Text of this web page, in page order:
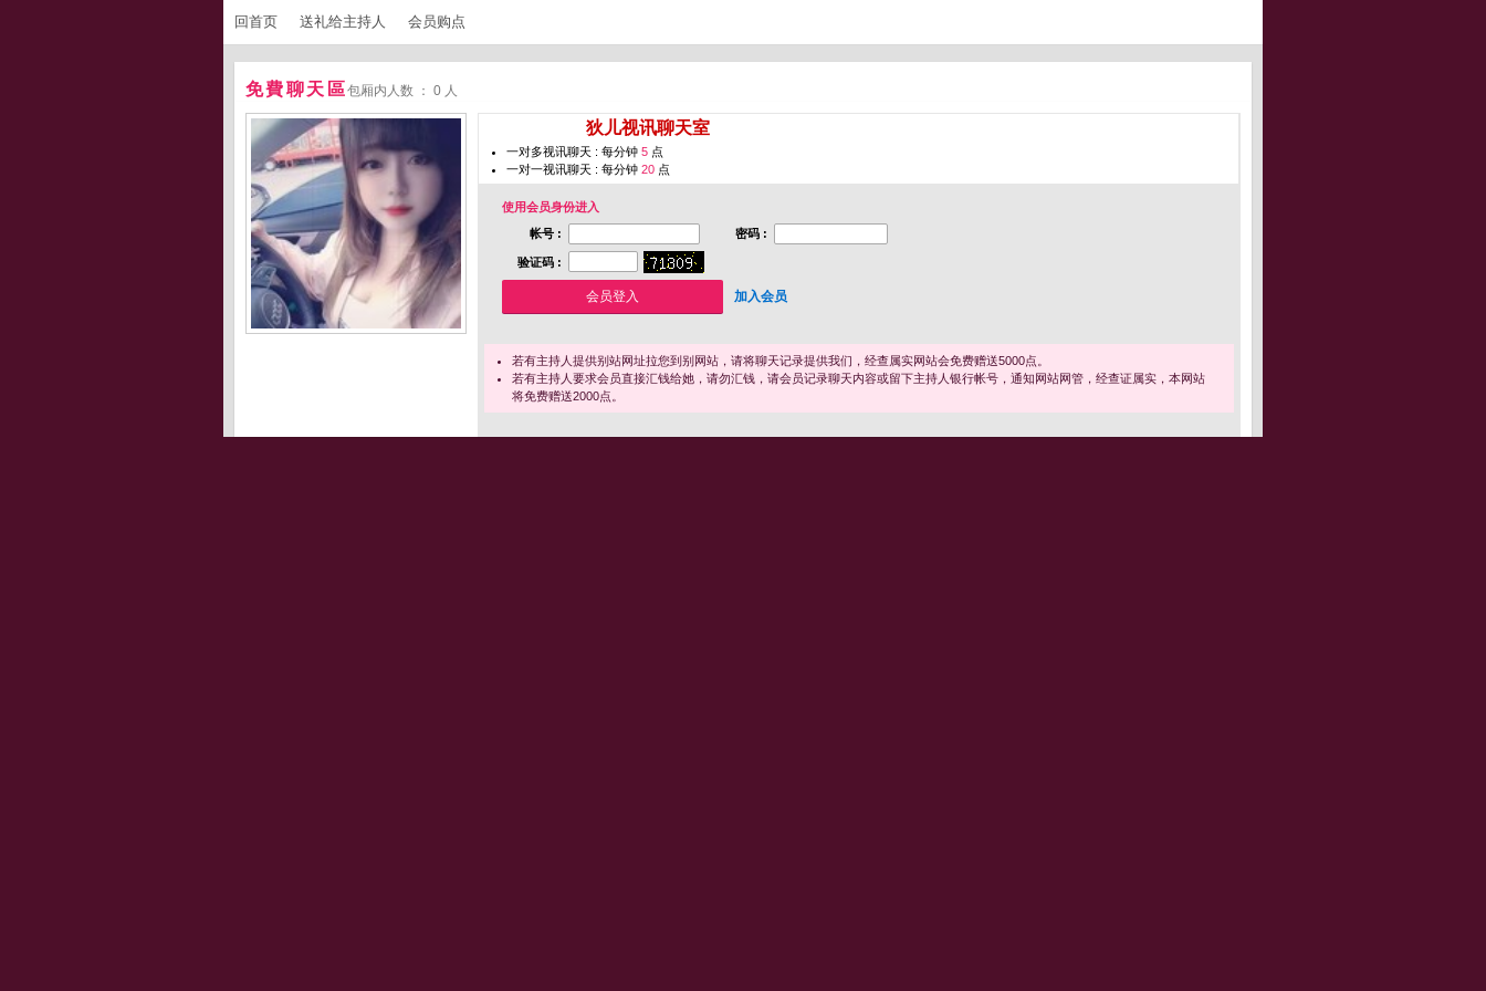
回首页 送礼给主持人 会员购点
免費聊天區包厢内人数 ： 0 人
狄儿视讯聊天室
一对多视讯聊天 : 每分钟 5 点
一对一视讯聊天 : 每分钟 20 点
使用会员身份进入
帐号 :
密码 :
验证码 :
加入会员
若有主持人提供别站网址拉您到别网站，请将聊天记录提供我们，经查属实网站会免费赠送5000点。
若有主持人要求会员直接汇钱给她，请勿汇钱，请会员记录聊天内容或留下主持人银行帐号，通知网站网管，经查证属实，本网站
将免费赠送2000点。